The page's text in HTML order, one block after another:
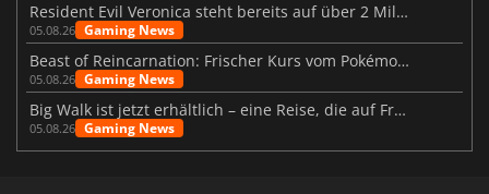
Resident Evil Veronica steht bereits auf über 2 Millionen Wunschlisten
05.08.26 Gaming News
Beast of Reincarnation: Frischer Kurs vom Pokémon-Studio
05.08.26 Gaming News
Big Walk ist jetzt erhältlich – eine Reise, die auf Freundschaft basiert
05.08.26 Gaming News